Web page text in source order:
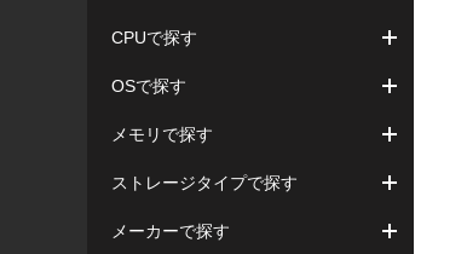
CPUで探す
OSで探す
メモリで探す
ストレージタイプで探す
メーカーで探す